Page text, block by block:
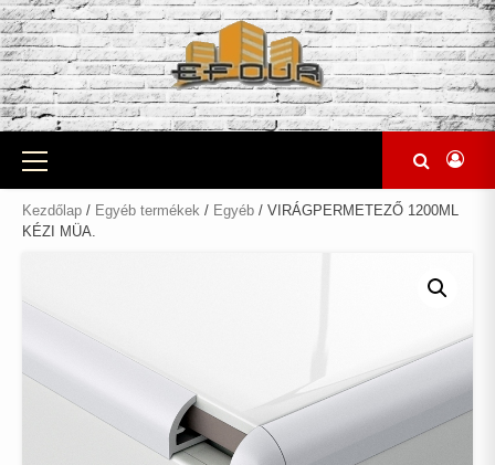
Skip
to
content
Primary
Menu
Kezdőlap / Egyéb termékek / Egyéb / VIRÁGPERMETEZŐ 1200ML
KÉZI MÜA.